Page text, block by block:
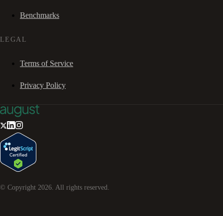
Benchmarks
LEGAL
Terms of Service
Privacy Policy
© Copyright 2026 . All rights reserved.